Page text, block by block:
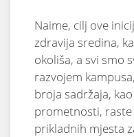
Naime, cilj ove
zdravija sredina,
okoliša, a svi smo
razvojem
broja sadržaja,
prometnosti,
prikladnih mjesta